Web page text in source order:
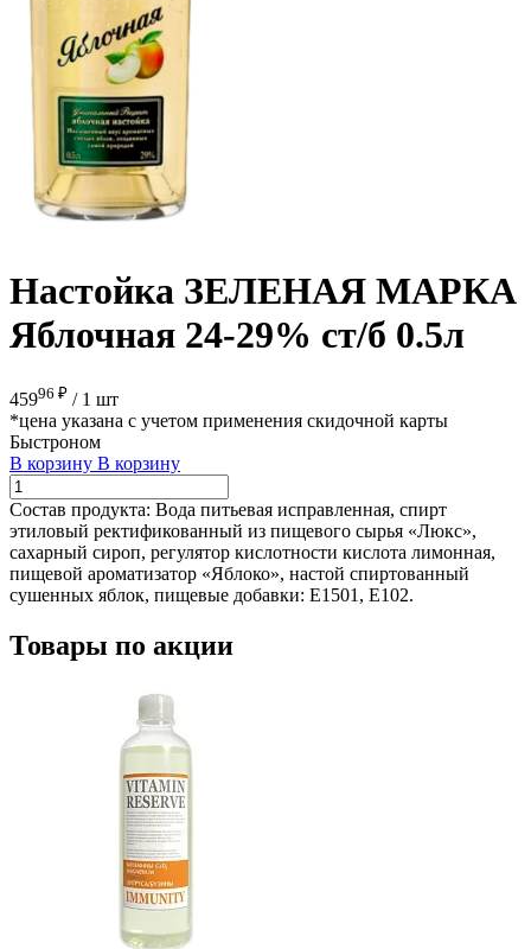
Настойка ЗЕЛЕНАЯ МАРКА
Яблочная 24-29% ст/б 0.5л
45996 ₽ / 1 шт
*цена указана с учетом применения скидочной карты
Быстроном
В корзину В корзину
Состав продукта: Вода питьевая исправленная, спирт
этиловый ректификованный из пищевого сырья «Люкс»,
сахарный сироп, регулятор кислотности кислота лимонная,
пищевой ароматизатор «Яблоко», настой спиртованный
сушенных яблок, пищевые добавки: Е1501, Е102.
Товары по акции